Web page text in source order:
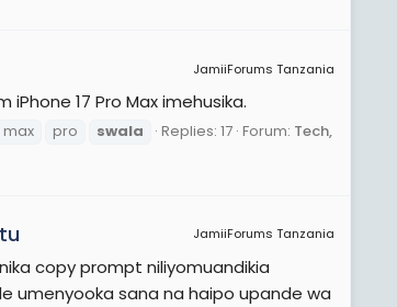
JamiiForums Tanzania
17 Pro Max imehusika.
max pro swala Replies: 17 Forum: Tech,
JamiiForums Tanzania
copy prompt niliyomuandikia
umenyooka sana na haipo upande wa